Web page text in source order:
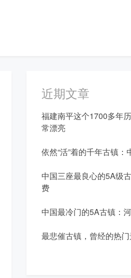
近期文章
福建南平这个1700多年
常漂亮
依然“活”着的千年古镇：
中国三座最良心的5A级
费
中国最冷门的5A古镇：
最悲催古镇，曾经的热